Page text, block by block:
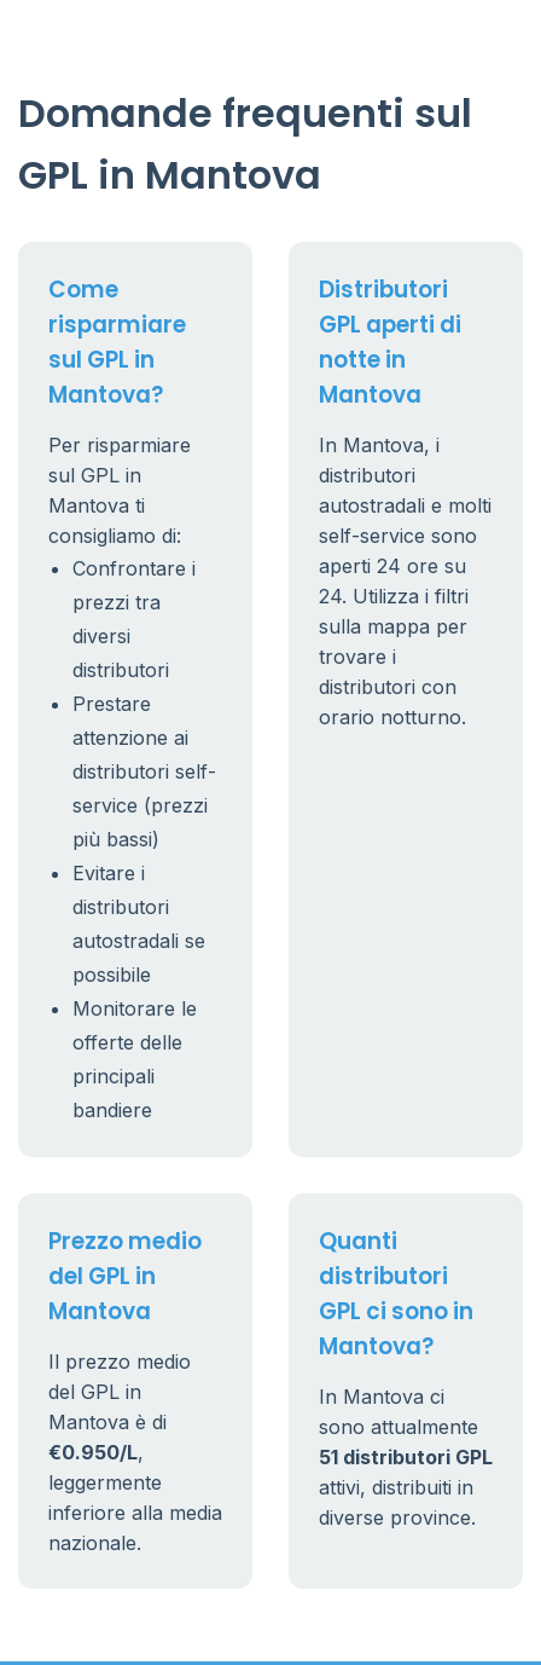
Domande frequenti sul
GPL in Mantova
Come
risparmiare
sul GPL in
Mantova?
Per risparmiare
sul GPL in
Mantova ti
consigliamo di:
Confrontare i
prezzi tra
diversi
distributori
Prestare
attenzione ai
distributori self-
service (prezzi
più bassi)
Evitare i
distributori
autostradali se
possibile
Monitorare le
offerte delle
principali
bandiere
Distributori
GPL aperti di
notte in
Mantova
In Mantova, i
distributori
autostradali e molti
self-service sono
aperti 24 ore su
24. Utilizza i filtri
sulla mappa per
trovare i
distributori con
orario notturno.
Prezzo medio
del GPL in
Mantova
Il prezzo medio
del GPL in
Mantova è di
€0.950/L,
leggermente
inferiore alla media
nazionale.
Quanti
distributori
GPL ci sono in
Mantova?
In Mantova ci
sono attualmente
51 distributori GPL
attivi, distribuiti in
diverse province.